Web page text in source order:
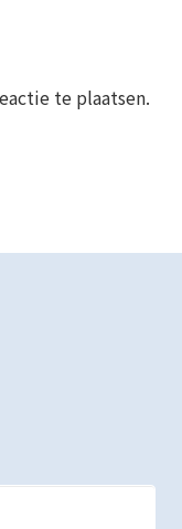
te plaatsen.